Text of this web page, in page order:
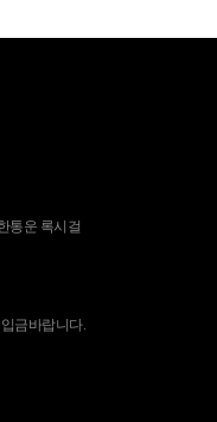
통운 록시걸
금바랍니다.